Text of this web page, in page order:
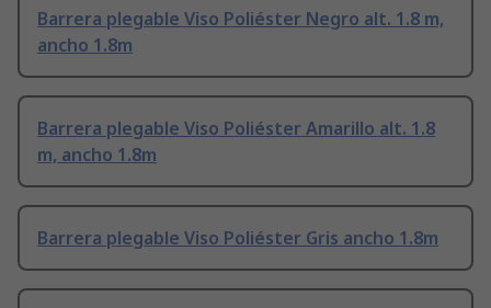
Barrera plegable Viso Poliéster Negro alt. 1.8 m,
ancho 1.8m
Barrera plegable Viso Poliéster Amarillo alt. 1.8
m, ancho 1.8m
Barrera plegable Viso Poliéster Gris ancho 1.8m